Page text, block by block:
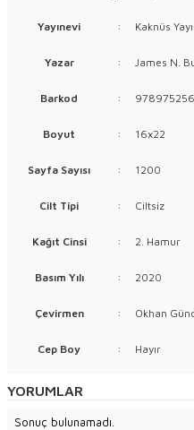
Yayınevi : Kaknüs
Yazar : James N.
Barkod :
Boyut : 16x22
Sayfa Sayısı : 1200
Cilt Tipi : Ciltsiz
Kağıt Cinsi : 2. Hamur
Basım Yılı : 2020
Çevirmen : Okhan
Cep Boy : Hayır
YORUMLAR
Sonuç bulunamadı.